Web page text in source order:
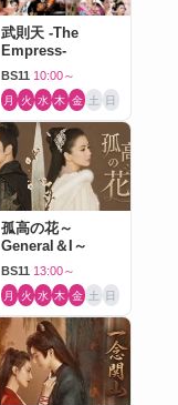
武則天 -The
Empress-
BS11 10:00～
月 火 水 木 金 土 日
孤高の花～
General＆I～
BS11 13:00～
月 火 水 木 金 土 日